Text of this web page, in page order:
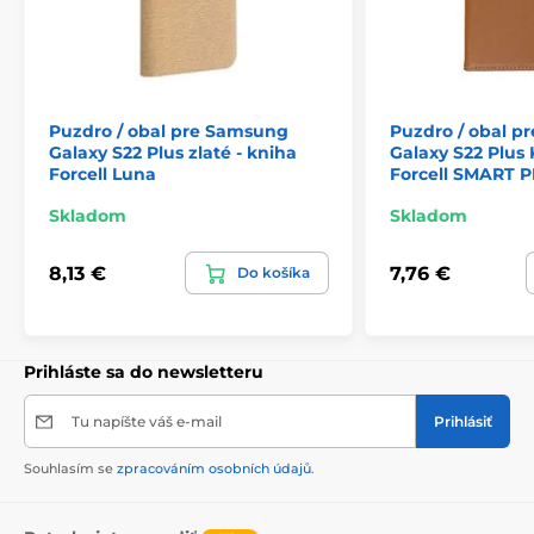
Puzdro / obal pre Samsung
Galaxy S22 Plus zlaté - kniha
Forcell Luna
Skladom
8,13 € Do košíka
Puzdro / obal
Galaxy S22
Forcell SMART
Skladom
7,76 €
Prihláste sa do newsletteru
Tu napíšte váš e-mail Prihlásiť
Souhlasím se zpracováním osobních údajů.